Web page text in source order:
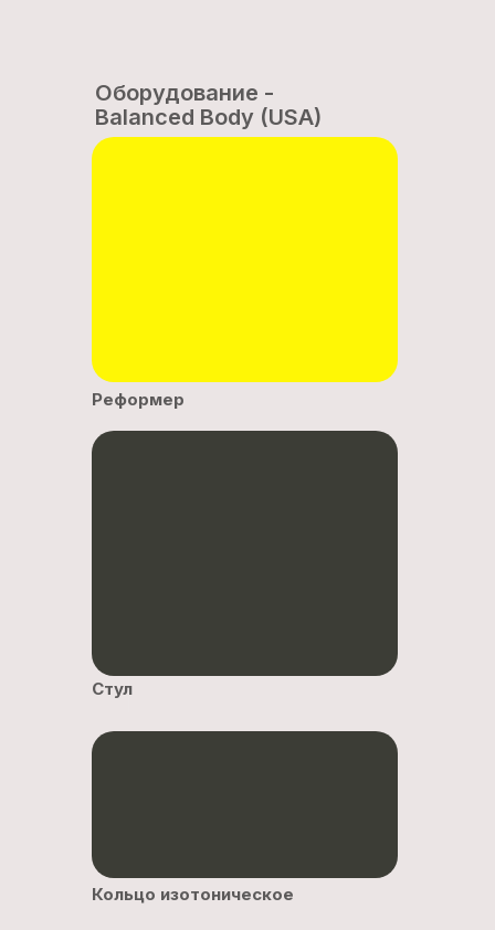
Оборудование -
Balanced Body (USA)
Реформер
Кольцо изотоническое
Стул